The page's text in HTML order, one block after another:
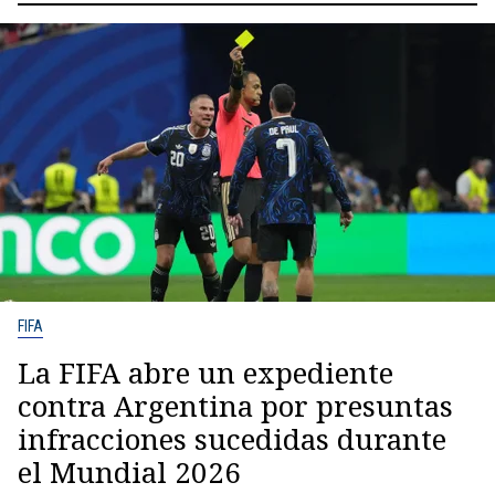
FIFA
La FIFA abre un expediente
contra Argentina por presuntas
infracciones sucedidas durante
el Mundial 2026